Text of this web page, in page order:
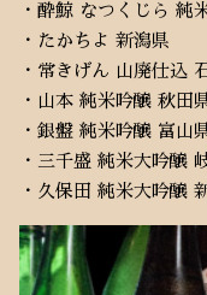
・酔鯨 なつくじら 純
・たかちよ 新潟県
・常きげん 山廃仕込
・山本 純米吟醸 秋田
・銀盤 純米吟醸 富山
・三千盛 純米大吟醸
・久保田 純米大吟醸